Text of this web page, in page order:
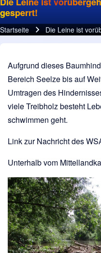
gesperrt!
Pfadnavigation
Startseite Die Leine ist
Aufgrund dieses
Bereich Seelze bis auf
Umtragen des
viele Treibholz besteht
schwimmen geht.
Link zur Nachricht des
Unterhalb vom